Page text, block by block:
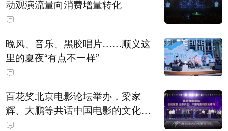
动观演流量向消费增量转化
晚风、音乐、黑胶唱片……顺义这
里的夏夜“有点不一样”
百花奖北京电影论坛举办，梁家
辉、大鹏等共话中国电影的文化建
构